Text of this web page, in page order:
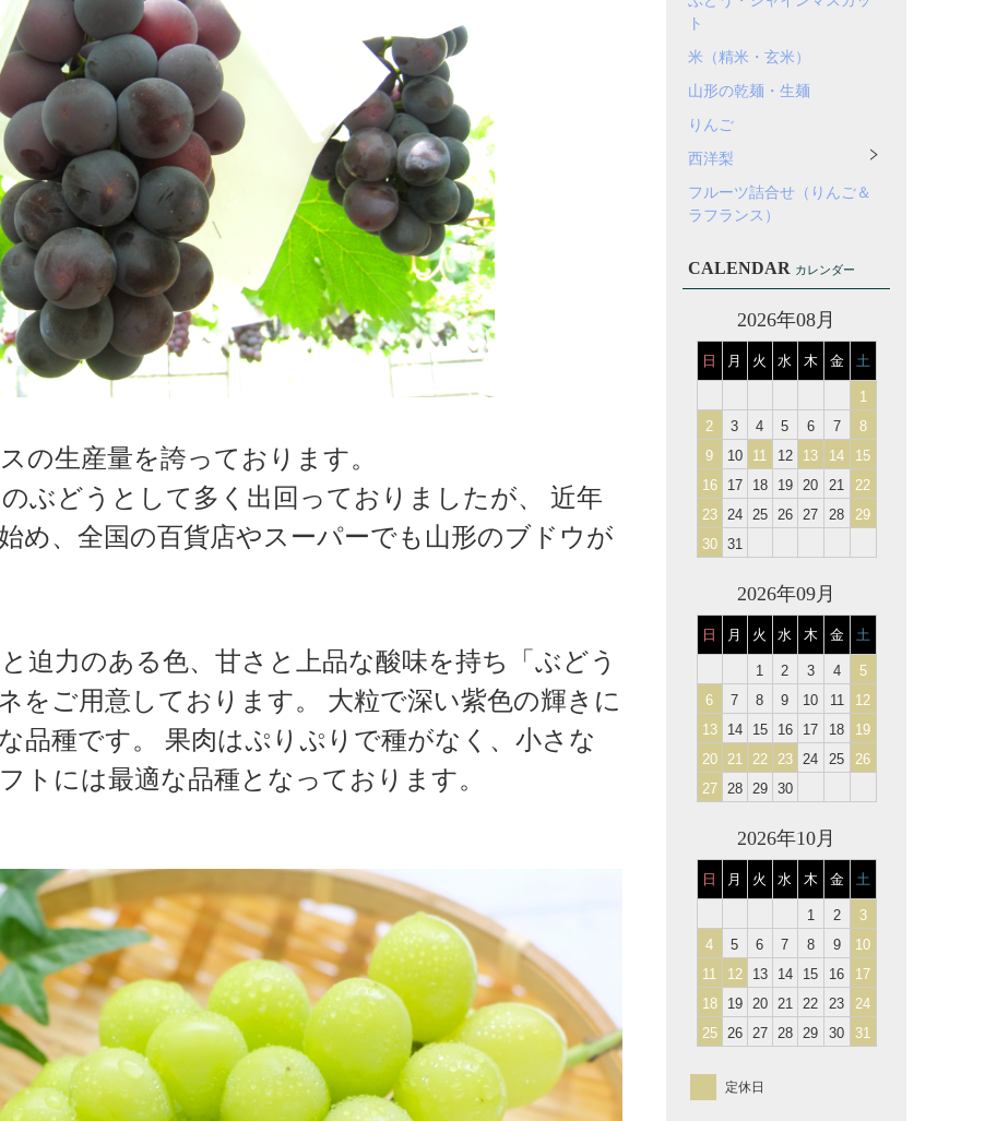
の生産量を誇っております。
ぶどうとして多く出回っておりましたが、 近年
め、全国の百貨店やスーパーでも山形のブドウが
迫力のある色、甘さと上品な酸味を持ち「ぶどう
をご用意しております。 大粒で深い紫色の輝きに
品種です。 果肉はぷりぷりで種がなく、小さな
トには最適な品種となっております。
ト
米（精米・玄米）
山形の乾麺・生麺
りんご
西洋梨
フルーツ詰合せ（りんご＆
ラフランス）
CALENDAR カレンダー
2026年08月
日 月 火 水 木 金 土
1
2
3 4 5 6 7
8
9
10 11 12 13 14
15
16
17 18 19 20 21
22
23
24 25 26 27 28
29
30
31
2026年09月
日 月 火 水 木 金 土
1 2 3 4
5
6
7 8 9 10 11
12
13
14 15 16 17 18
19
20
21 22 23 24 25
26
27
28 29 30
2026年10月
日 月 火 水 木 金 土
1 2
3
4
5 6 7 8 9
10
11
12 13 14 15 16
17
18
19 20 21 22 23
24
25
26 27 28 29 30 31
定休日